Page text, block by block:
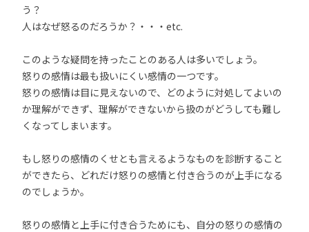
う？
人はなぜ怒るのだろうか？・・・etc.
このような疑問を持ったことのある人は多いでしょう。
怒りの感情は最も扱いにくい感情の一つです。
怒りの感情は目に見えないので、どのように対処してよいの
か理解ができず、理解ができないから扱のがどうしても難し
くなってしまいます。
もし怒りの感情のくせとも言えるようなものを診断すること
ができたら、どれだけ怒りの感情と付き合うのが上手になる
のでしょうか。
怒りの感情と上手に付き合うためにも、自分の怒りの感情の